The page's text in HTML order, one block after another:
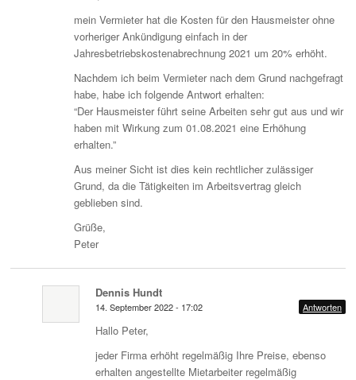
mein Vermieter hat die Kosten für den Hausmeister ohne
vorheriger Ankündigung einfach in der
Jahresbetriebskostenabrechnung 2021 um 20% erhöht.
Nachdem ich beim Vermieter nach dem Grund nachgefragt
habe, habe ich folgende Antwort erhalten:
“Der Hausmeister führt seine Arbeiten sehr gut aus und wir
haben mit Wirkung zum 01.08.2021 eine Erhöhung
erhalten.”
Aus meiner Sicht ist dies kein rechtlicher zulässiger
Grund, da die Tätigkeiten im Arbeitsvertrag gleich
geblieben sind.
Grüße,
Peter
Dennis Hundt
14. September 2022 - 17:02 Antworten
Hallo Peter,
jeder Firma erhöht regelmäßig Ihre Preise, ebenso
erhalten angestellte Mietarbeiter regelmäßig